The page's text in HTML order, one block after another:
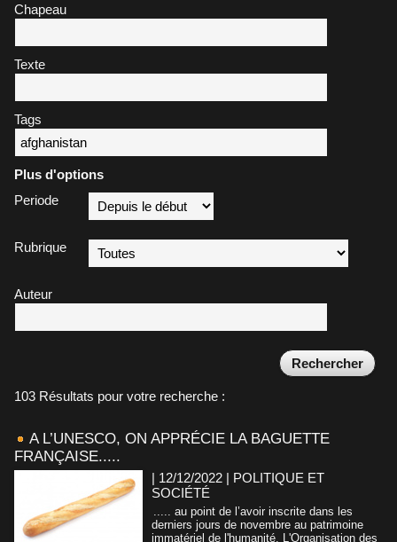
Chapeau
Texte
Tags
Plus d'options
Periode
Rubrique
Auteur
103 Résultats pour votre recherche :
A L’UNESCO, ON APPRÉCIE LA BAGUETTE
FRANÇAISE.....
| 12/12/2022 | POLITIQUE ET
SOCIÉTÉ
..... au point de l’avoir inscrite dans les
derniers jours de novembre au patrimoine
immatériel de l'humanité. L'Organisation des